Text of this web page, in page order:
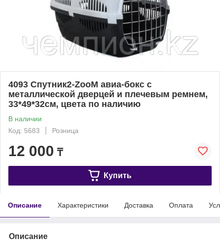
4093 Спутник2-ZooM авиа-бокс с
металлической дверцей и плечевым ремнем,
33*49*32см, цвета по наличию
В наличии
Код: 5683
Розница
12 000 ₸
Купить
Описание Характеристики Доставка Оплата
Описание